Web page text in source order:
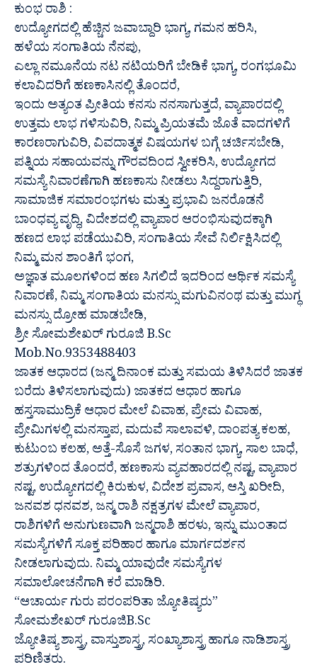
ಕುಂಭ ರಾಶಿ :
ಉದ್ಯೋಗದಲ್ಲಿ ಹೆಚ್ಚಿನ ಜವಾಬ್ದಾರಿ ಭಾಗ್ಯ, ಗಮನ ಹರಿಸಿ,
ಹಳೆಯ ಸಂಗಾತಿಯ ನೆನಪು,
ಎಲ್ಲಾ ನಮೂನೆಯ ನಟ ನಟಿಯರಿಗೆ ಬೇಡಿಕೆ ಭಾಗ್ಯ, ರಂಗಭೂಮಿ
ಕಲಾವಿದರಿಗೆ ಹಣಕಾಸಿನಲ್ಲಿ ತೊಂದರೆ,
ಇಂದು ಅತ್ಯಂತ ಪ್ರೀತಿಯ ಕನಸು ನನಸಾಗುತ್ತದೆ, ವ್ಯಾಪಾರದಲ್ಲಿ
ಉತ್ತಮ ಲಾಭ ಗಳಿಸುವಿರಿ, ನಿಮ್ಮ ಪ್ರಿಯತಮೆ ಜೊತೆ ವಾದಗಳಿಗೆ
ಕಾರಣರಾಗುವಿರಿ, ವಿವದಾತ್ಮಕ ವಿಷಯಗಳ ಬಗ್ಗೆ ಚರ್ಚಿಸಬೇಡಿ,
ಪತ್ನಿಯ ಸಹಾಯವನ್ನು ಗೌರವದಿಂದ ಸ್ವೀಕರಿಸಿ, ಉದ್ಯೋಗದ
ಸಮಸ್ಯೆ ನಿವಾರಣೆಗಾಗಿ ಹಣಕಾಸು ನೀಡಲು ಸಿದ್ದರಾಗುತ್ತಿರಿ,
ಸಾಮಾಜಿಕ ಸಮಾರಂಭಗಳು ಮತ್ತು ಪ್ರಭಾವಿ ಜನರೊಡನೆ
ಬಾಂಧವ್ಯ ವೃದ್ಧಿ, ವಿದೇಶದಲ್ಲಿ ವ್ಯಾಪಾರ ಆರಂಭಿಸುವುದಕ್ಕಾಗಿ
ಹಣದ ಲಾಭ ಪಡೆಯುವಿರಿ, ಸಂಗಾತಿಯ ಸೇವೆ ನಿರ್ಲಿಕ್ಷಿಸಿದಲ್ಲಿ
ನಿಮ್ಮ ಮನ ಶಾಂತಿಗೆ ಭಂಗ,
ಅಜ್ಞಾತ ಮೂಲಗಳಿಂದ ಹಣ ಸಿಗಲಿದೆ ಇದರಿಂದ ಆರ್ಥಿಕ ಸಮಸ್ಯೆ
ನಿವಾರಣೆ, ನಿಮ್ಮ ಸಂಗಾತಿಯ ಮನಸ್ಸು ಮಗುವಿನಂಥ ಮತ್ತು ಮುಗ್ಧ
ಮನಸ್ಸು ದ್ರೋಹ ಮಾಡಬೇಡಿ,
ಶ್ರೀ ಸೋಮಶೇಖರ್ ಗುರೂಜಿ B.Sc
Mob.No.9353488403
ಜಾತಕ ಆಧಾರದ (ಜನ್ಮ ದಿನಾಂಕ ಮತ್ತು ಸಮಯ ತಿಳಿಸಿದರೆ ಜಾತಕ
ಬರೆದು ತಿಳಿಸಲಾಗುವುದು) ಜಾತಕದ ಆಧಾರ ಹಾಗೂ
ಹಸ್ತಸಾಮುದ್ರಿಕೆ ಆಧಾರ ಮೇಲೆ ವಿವಾಹ, ಪ್ರೇಮ ವಿವಾಹ,
ಪ್ರೇಮಿಗಳಲ್ಲಿ ಮನಸ್ತಾಪ, ಮದುವೆ ಸಾಲಾವಳಿ, ದಾಂಪತ್ಯ ಕಲಹ,
ಕುಟುಂಬ ಕಲಹ, ಅತ್ತೆ-ಸೊಸೆ ಜಗಳ, ಸಂತಾನ ಭಾಗ್ಯ, ಸಾಲ ಬಾಧೆ,
ಶತ್ರುಗಳಿಂದ ತೊಂದರೆ, ಹಣಕಾಸು ವ್ಯವಹಾರದಲ್ಲಿ ನಷ್ಟ, ವ್ಯಾಪಾರ
ನಷ್ಟ, ಉದ್ಯೋಗದಲ್ಲಿ ಕಿರುಕುಳ, ವಿದೇಶ ಪ್ರವಾಸ, ಆಸ್ತಿ ಖರೀದಿ,
ಜನವಶ ಧನವಶ, ಜನ್ಮ ರಾಶಿ ನಕ್ಷತ್ರಗಳ ಮೇಲೆ ವ್ಯಾಪಾರ,
ರಾಶಿಗಳಿಗೆ ಅನುಗುಣವಾಗಿ ಜನ್ಮರಾಶಿ ಹರಳು, ಇನ್ನು ಮುಂತಾದ
ಸಮಸ್ಯೆಗಳಿಗೆ ಸೂಕ್ತ ಪರಿಹಾರ ಹಾಗೂ ಮಾರ್ಗದರ್ಶನ
ನೀಡಲಾಗುವುದು. ನಿಮ್ಮ ಯಾವುದೇ ಸಮಸ್ಯೆಗಳ
ಸಮಾಲೋಚನೆಗಾಗಿ ಕರೆ ಮಾಡಿರಿ.
“ಆಚಾರ್ಯ ಗುರು ಪರಂಪರಿತಾ ಜ್ಯೋತಿಷ್ಯರು”
ಸೋಮಶೇಖರ್ ಗುರೂಜಿB.Sc
ಜ್ಯೋತಿಷ್ಯ ಶಾಸ್ತ್ರ, ವಾಸ್ತುಶಾಸ್ತ್ರ, ಸಂಖ್ಯಾಶಾಸ್ತ್ರ ಹಾಗೂ ನಾಡಿಶಾಸ್ತ್ರ
ಪರಿಣಿತರು.